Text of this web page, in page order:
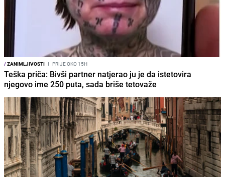
/ZANIMLJIVOSTI I PRIJE OKO 15H
Teška priča: Bivši partner natjerao ju je da istetovira
njegovo ime 250 puta, sada briše tetovaže